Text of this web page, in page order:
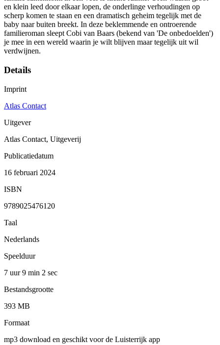
en klein leed door elkaar lopen, de onderlinge verhoudingen op
scherp komen te staan en een dramatisch geheim tegelijk met de
baby naar buiten breekt. In deze beklemmende en ontroerende
familieroman sleept Cobi van Baars (bekend van 'De onbedoelden')
je mee in een wereld waarin je wilt blijven maar tegelijk uit wil
verdwijnen.
Details
Imprint
Atlas Contact
Uitgever
Atlas Contact, Uitgeverij
Publicatiedatum
16 februari 2024
ISBN
9789025476120
Taal
Nederlands
Speelduur
7 uur 9 min 2 sec
Bestandsgrootte
393 MB
Formaat
mp3 download en geschikt voor de Luisterrijk app